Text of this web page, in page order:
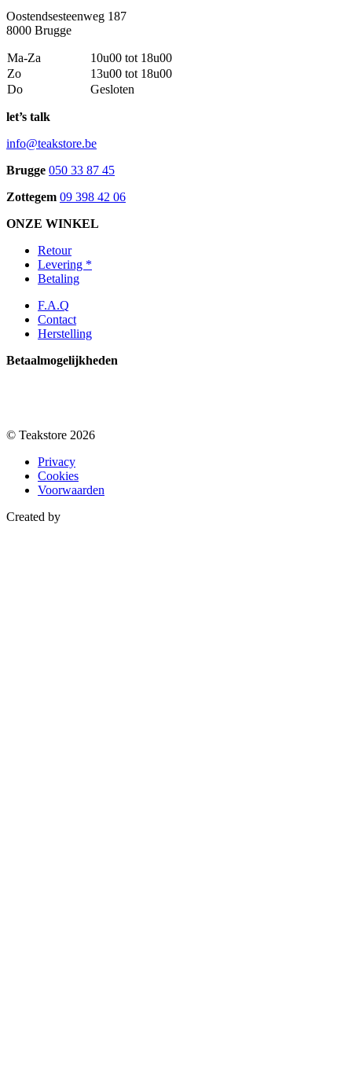
Oostendsesteenweg 187
8000 Brugge
Ma-Za
10u00 tot 18u00
Zo
13u00 tot 18u00
Do
Gesloten
let’s talk
info@teakstore.be
Brugge 050 33 87 45
Zottegem 09 398 42 06
ONZE WINKEL
Retour
Levering *
Betaling
F.A.Q
Contact
Herstelling
Betaalmogelijkheden
© Teakstore 2026
Privacy
Cookies
Voorwaarden
Created by